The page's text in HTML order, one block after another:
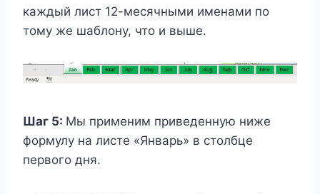
каждый лист 12-месячными именами по
тому же шаблону, что и выше.
Шаг 5: Мы применим приведенную ниже
формулу на листе «Январь» в столбце
первого дня.